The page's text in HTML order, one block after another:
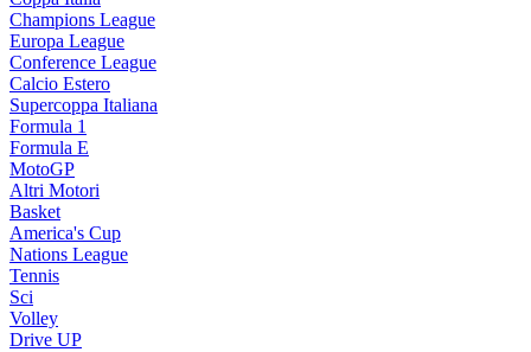
Champions League
Europa League
Conference League
Calcio Estero
Supercoppa Italiana
Formula 1
Formula E
MotoGP
Altri Motori
Basket
America's Cup
Nations League
Tennis
Sci
Volley
Drive UP